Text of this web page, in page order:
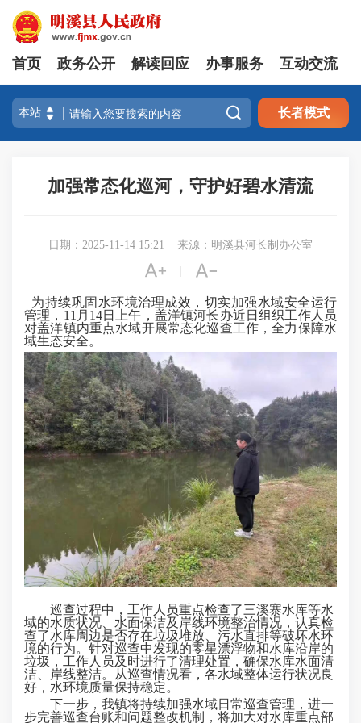
首页 政务公开 解读回应 办事服务 互动交流
 长者模式
加强常态化巡河，守护好碧水清流
日期：2025-11-14 15:21 来源：明溪县河长制办公室
 
为持续巩固水环境治理成效，切实加强水域安全运行
管理，11月14日上午，盖洋镇河长办近日组织工作人员
对盖洋镇内重点水域开展常态化巡查工作，全力保障水
域生态安全。
巡查过程中，工作人员重点检查了三溪寨水库等水
域的水质状况、水面保洁及岸线环境整治情况，认真检
查了水库周边是否存在垃圾堆放、污水直排等破坏水环
境的行为。针对巡查中发现的零星漂浮物和水库沿岸的
垃圾，工作人员及时进行了清理处置，确保水库水面清
洁、岸线整洁。从巡查情况看，各水域整体运行状况良
好，水环境质量保持稳定。
下一步，我镇将持续加强水域日常巡查管理，进一
步完善巡查台账和问题整改机制，将加大对水库重点部